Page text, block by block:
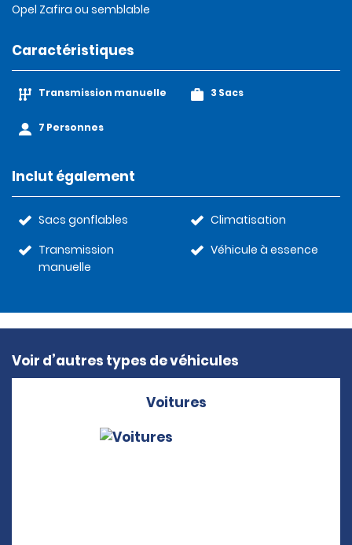
Opel Zafira ou semblable
Caractéristiques
Transmission manuelle
7 Personnes
3 Sacs
Inclut également
Sacs gonflables
Transmission
manuelle
Climatisation
Véhicule à essence
Voir d’autres types de véhicules
Voitures